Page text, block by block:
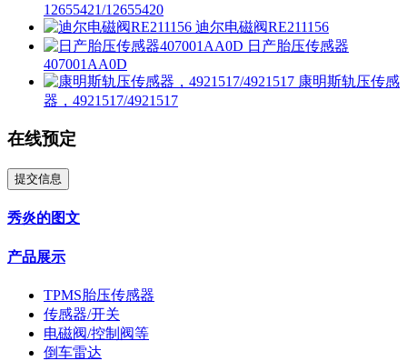
12655421/12655420
迪尔电磁阀RE211156
日产胎压传感器
407001AA0D
康明斯轨压传感
器，4921517/4921517
在线预定
提交信息
秀炎的图文
产品展示
TPMS胎压传感器
传感器/开关
电磁阀/控制阀等
倒车雷达